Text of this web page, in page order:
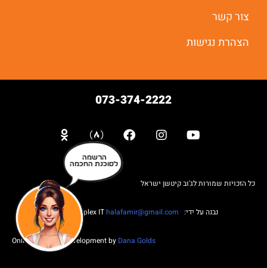
צור קשר
הצהרת נגישות
073-374-2222
כל הזכויות שמורות לג'וב קיטשן ישראל
נבנה על ידי: Web complex IT halafamir@gmail.com
Online Business Development by Dana Golds
הרשמה
לסוכנת החכמה